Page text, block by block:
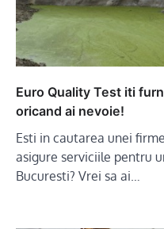
Euro Quality Test iti
oricand ai nevoie!
Esti in cautarea unei
asigure serviciile pentru
Bucuresti? Vrei sa ai…